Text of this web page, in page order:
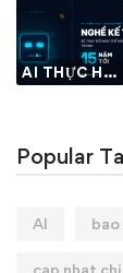
AI THỰC HÀNH
Popular
AI bao
cap nhat